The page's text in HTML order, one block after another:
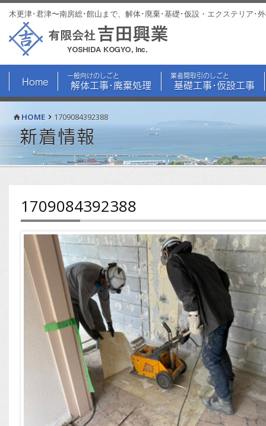
木更津･君津〜南房総･館山まで、解体･廃棄･基礎･仮設・エクステリア･
Home
一般向けのしごと
解体工事･廃棄処理
業者間取引のしごと
基礎工事･仮設工事
HOME 1709084392388
新着情報
1709084392388